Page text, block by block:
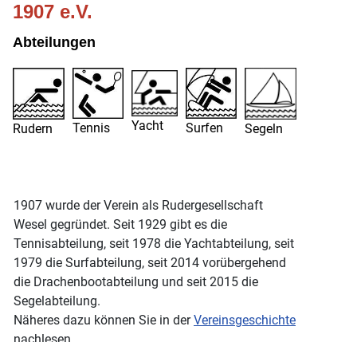
1907 e.V.
Abteilungen
Rudern Tennis Yacht Surfen Segeln
1907 wurde der Verein als Rudergesellschaft
Wesel gegründet. Seit 1929 gibt es die
Tennisabteilung, seit 1978 die Yachtabteilung, seit
1979 die Surfabteilung, seit 2014 vorübergehend
die Drachenbootabteilung und seit 2015 die
Segelabteilung.
Näheres dazu können Sie in derVereinsgeschichte